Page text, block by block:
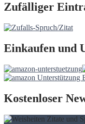
Zufälliger
Einkaufen und
Kostenloser